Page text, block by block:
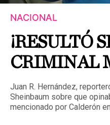
NACIONAL
¡RESULTÓ
CRIMINAL
Juan R. Hernández,
Sheinbaum sobre que
mencionado por Calderón